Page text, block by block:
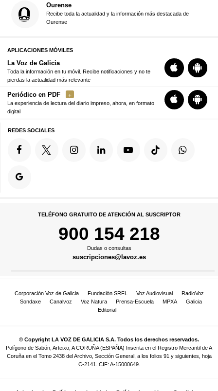
Ourense
Recibe toda la actualidad y la información más destacada de
Ourense
APLICACIONES MÓVILES
La Voz de Galicia
Toda la información en tu móvil. Recibe notificaciones y no te
pierdas la actualidad más relevante
Periódico en PDF
La experiencia de lectura del diario impreso, ahora, en formato
digital
REDES SOCIALES
TELÉFONO GRATUITO DE ATENCIÓN AL SUSCRIPTOR
900 154 218
Dudas o consultas
suscripciones@lavoz.es
Corporación Voz de Galicia Fundación SRFL Voz Audiovisual
RadioVoz
Sondaxe
Canalvoz Voz Natura Prensa-Escuela MPXA
Galicia
Editorial
© Copyright LA VOZ DE GALICIA S.A. Todos los derechos reservados.
Polígono de Sabón, Arteixo, A CORUÑA (ESPAÑA) Inscrita en el Registro Mercantil de A
Coruña en el Tomo 2438 del Archivo, Sección General, a los folios 91 y siguientes, hoja
C-2141. CIF: A-15000649.